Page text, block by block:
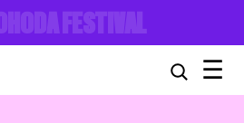
8. – 10.7.2027
☰